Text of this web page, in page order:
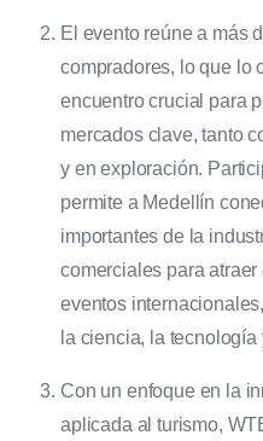
El evento reúne a más
compradores, lo que lo
encuentro crucial para
mercados clave, tanto
y en exploración.
permite a Medellín
importantes de la
comerciales para
eventos
la ciencia, la
Con un enfoque en la
aplicada al turismo,